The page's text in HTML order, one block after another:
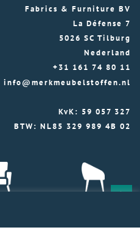
Fabrics & Furniture BV
La Défense 7
5026 SC Tilburg
Nederland
+31 161 74 80 11
info@merkmeubelstoffen.nl
KvK: 59 057 327
BTW: NL85 329 989 4B 02